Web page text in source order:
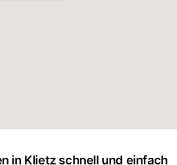
in Klietz schnell und einfach